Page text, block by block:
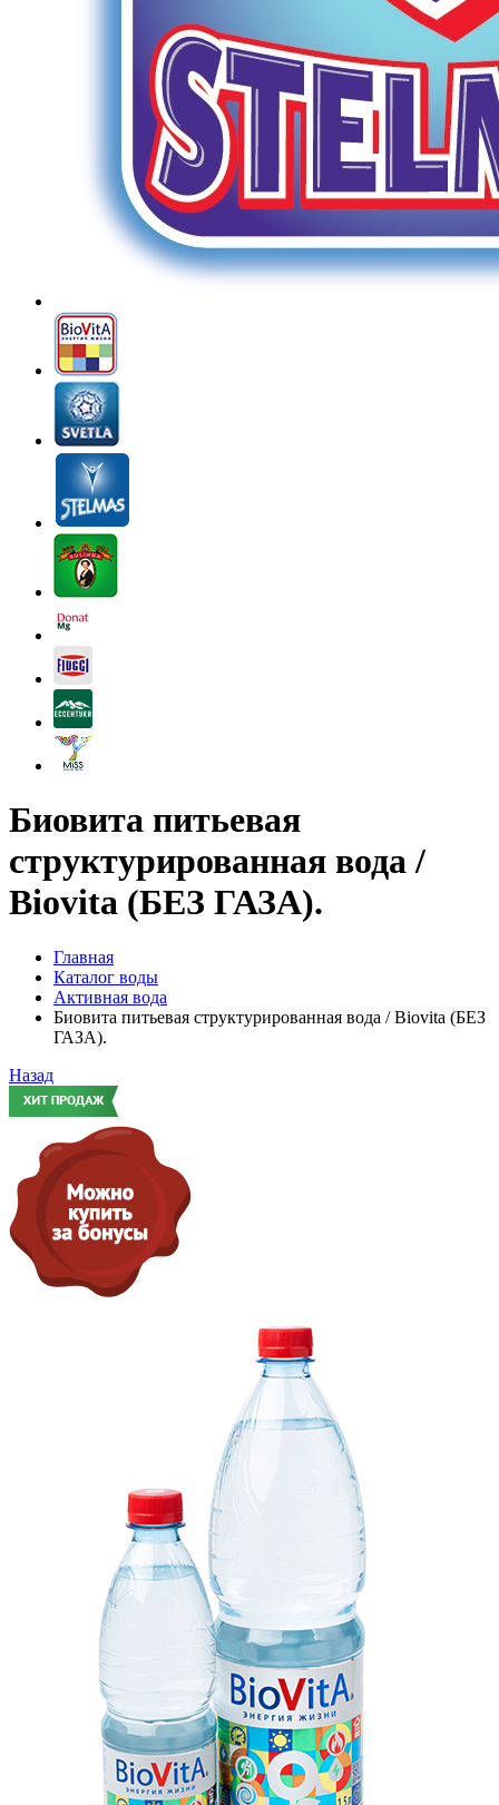
Биовита питьевая
структурированная вода /
Biovita (БЕЗ ГАЗА).
Главная
Каталог воды
Активная вода
Биовита питьевая структурированная вода / Biovita (БЕЗ
ГАЗА).
Назад